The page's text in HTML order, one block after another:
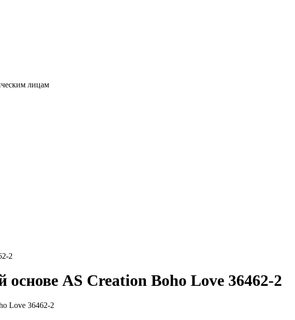
лицам
2
AS Creation Boho Love 36462-2